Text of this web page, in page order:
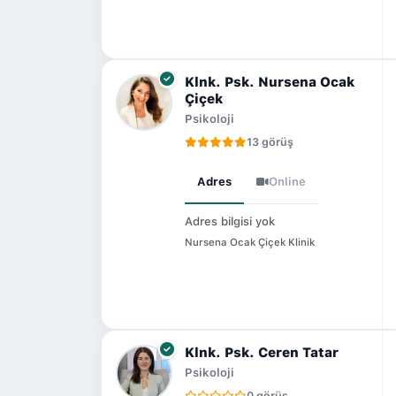
Klnk. Psk. Nursena Ocak
Çiçek
Psikoloji
13 görüş
Adres Online
Adres bilgisi yok
Nursena Ocak Çiçek Klinik
Klnk. Psk. Ceren Tatar
Psikoloji